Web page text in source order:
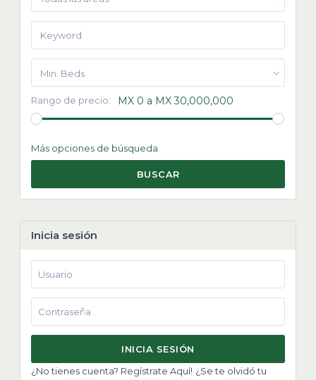
Min. Beds
Rango de precio: MX 0 a MX 30,000,000
Más opciones de búsqueda
BUSCAR
Inicia sesión
INICIA SESIÓN
¿No tienes cuenta? Regístrate Aquí! ¿Se te olvidó tu